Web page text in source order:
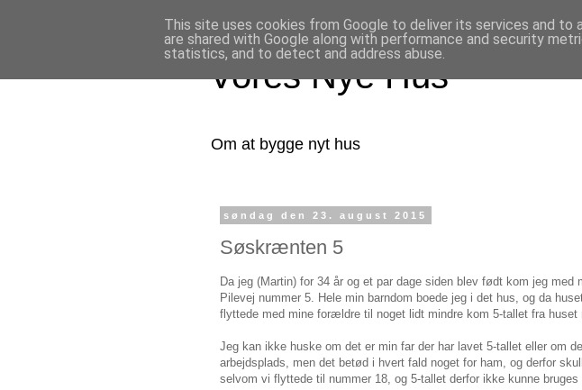
Vores Nye Hus
Om at bygge nyt hus
søndag den 23. august 2015
Søskrænten 5
Da jeg (Martin) for 34 år og et par dage siden blev født kom jeg med
Pilevej nummer 5. Hele min barndom boede jeg i det hus, og da
flyttede med mine forældre til noget lidt mindre kom 5-tallet fra huset
Jeg kan ikke huske om det er min far der har lavet 5-tallet eller om
arbejdsplads, men det betød i hvert fald noget for ham, og derfor
selvom vi flyttede til nummer 18, og 5-tallet derfor ikke kunne bruges
This site uses cookies from Google to deliver its services and to
are shared with Google along with performance and security
statistics, and to detect and address abuse.